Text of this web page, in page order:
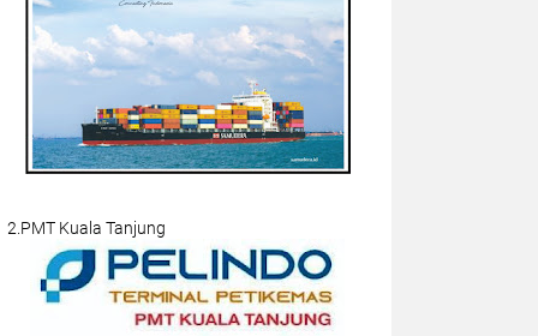
2.PMT Kuala Tanjung